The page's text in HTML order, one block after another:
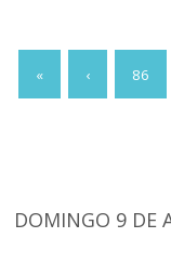
« ‹ 86
DOMINGO 9 DE